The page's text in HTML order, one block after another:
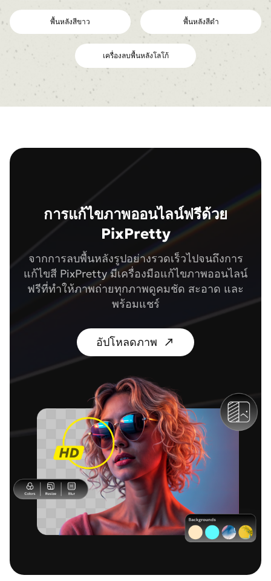
พื้นหลังสีขาว พื้นหลังสีดำ
เครื่องลบพื้นหลังโลโก้
การแก้ไขภาพออนไลน์ฟรีด้วย
PixPretty
จากการลบพื้นหลังรูปอย่างรวดเร็วไปจนถึงการ
แก้ไขสี PixPretty มีเครื่องมือแก้ไขภาพออนไลน์
ฟรีที่ทำให้ภาพถ่ายทุกภาพดูคมชัด สะอาด และ
พร้อมแชร์
อัปโหลดภาพ